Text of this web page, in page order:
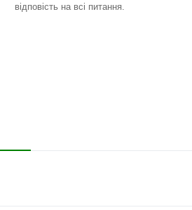
відповість на всі питання.